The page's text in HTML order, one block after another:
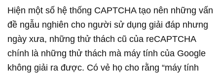
Hiện một số hệ thống CAPTCHA tạo nên những vấn
đề ngẫu nghiên cho người sử dụng giải đáp nhưng
ngày xưa, những thử thách cũ của reCAPTCHA
chính là những thử thách mà máy tính của Google
không giải ra được. Có vẻ họ cho rằng “máy tính